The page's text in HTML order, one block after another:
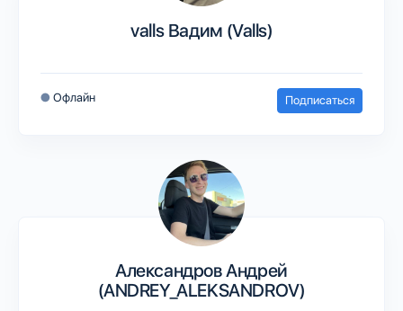
valls Вадим (Valls)
● Офлайн Подписаться
Александров Андрей
(ANDREY_ALEKSANDROV)